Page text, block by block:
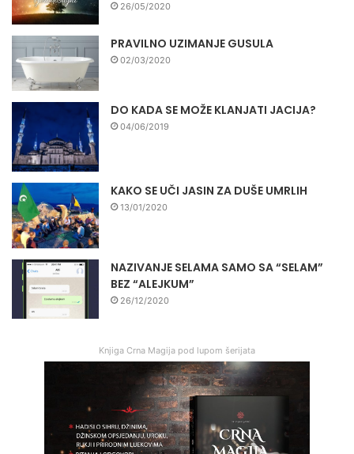
26/05/2020
PRAVILNO UZIMANJE GUSULA
02/03/2020
DO KADA SE MOŽE KLANJATI JACIJA?
04/06/2019
KAKO SE UČI JASIN ZA DUŠE UMRLIH
13/01/2020
NAZIVANJE SELAMA SAMO SA “SELAM”
BEZ “ALEJKUM”
26/12/2020
Knjiga Crna Magija pod lupom šerijata